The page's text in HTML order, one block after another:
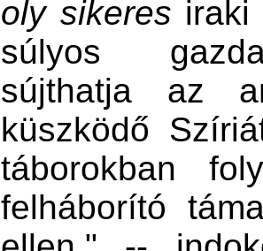
oly sikeres iraki
súlyos
sújthatja az
küszködő
táborokban
felháborító